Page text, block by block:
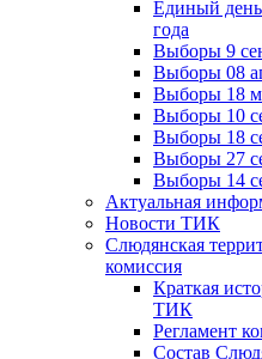
Единый день
года
Выборы 9
Выборы 08
Выборы 18
Выборы 10
Выборы 18
Выборы 27
Выборы 14
Актуальная
Новости ТИК
Слюдянская
комиссия
Краткая
ТИК
Регламент
Состав